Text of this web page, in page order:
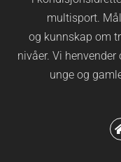
multisport.
og kunnskap om
nivåer. Vi
unge og